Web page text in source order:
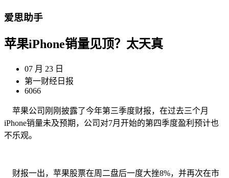
爱思助手
苹果iPhone销量见顶？太天真
07 月 23 日
第一财经日报
6066
苹果公司刚刚披露了今年第三季度财报，在过去三个月
iPhone销量未及预期，公司对7月开始的第四季度盈利预计也
不乐观。
财报一出，苹果股票在周二盘后一度大挫8%，并再次在市